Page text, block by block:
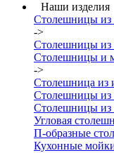
Наши изделия
Столешницы из
->
Столешницы из
Столешницы и
->
Столешница из
Столешницы из
Столешницы из
Угловая
П-образные
Кухонные